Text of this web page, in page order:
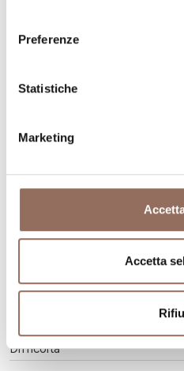
Preferenze
Statistiche
Marketing
Accetta
Langhe
GTL - Tappa 09c:
Lunghezza
Difficoltà